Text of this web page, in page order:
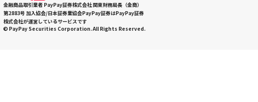
金融商品取引業者 PayPay証券株式会社 関東財務局長（金商）
第2883号 加入協会/日本証券業協会PayPay証券はPayPay証券
株式会社が運営しているサービスです
© PayPay Securities Corporation. All Rights Reserved.